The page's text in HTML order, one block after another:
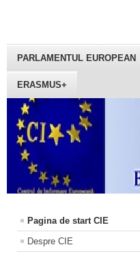
PARLAMENTUL EUROPEAN
ERASMUS+
Pagina de start CIE
Despre CIE